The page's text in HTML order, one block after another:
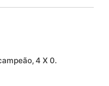
4 X 0.